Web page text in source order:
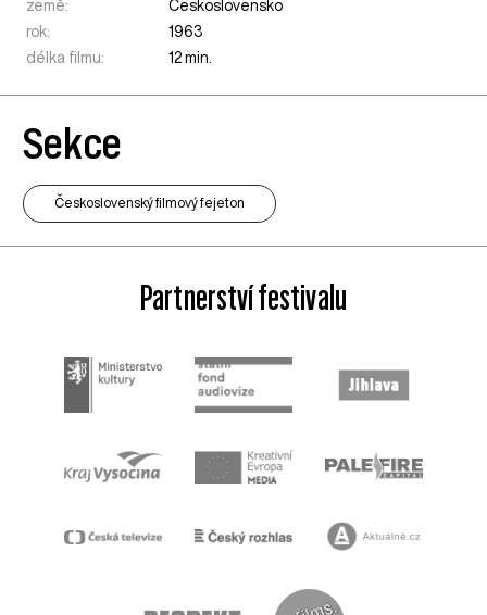
země:
Československo
rok:
1963
délka filmu:
12 min.
Sekce
Československý filmový fejeton
Partnerství festivalu